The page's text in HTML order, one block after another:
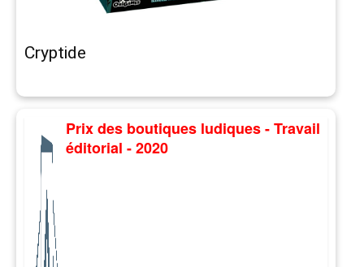
Cryptide
Prix des boutiques ludiques - Travail
éditorial - 2020